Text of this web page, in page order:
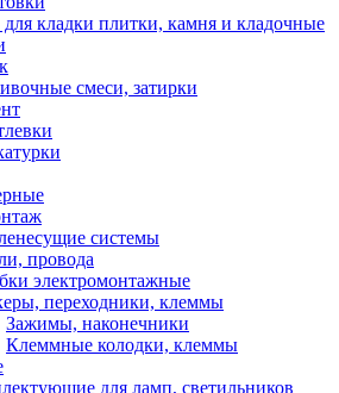
кладки плитки, камня и кладочные
смеси, затирки
системы
провода
электромонтажные
переходники, клеммы
Зажимы, наконечники
Клеммные колодки, клеммы
для ламп, светильников